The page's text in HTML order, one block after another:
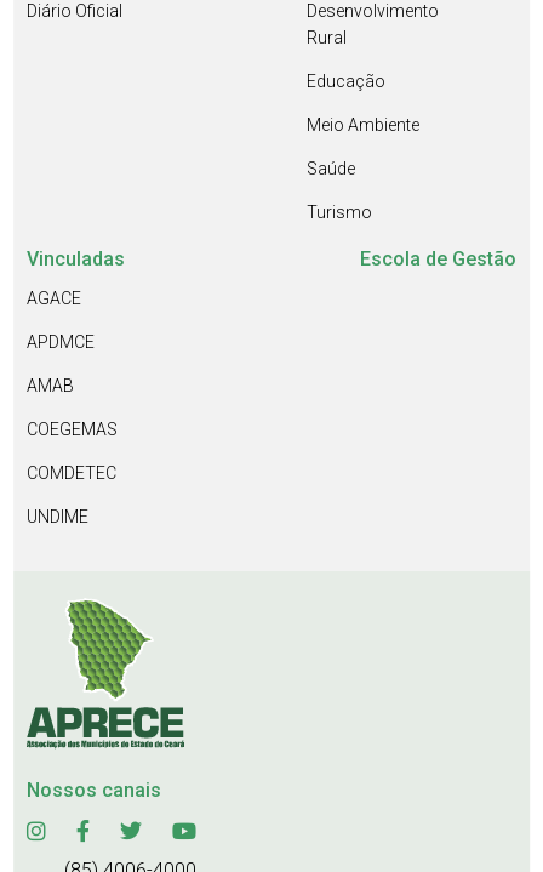
Diário Oficial
Desenvolvimento
Rural
Educação
Meio Ambiente
Saúde
Turismo
Vinculadas
AGACE
APDMCE
AMAB
COEGEMAS
COMDETEC
UNDIME
Escola de Gestão
Nossos canais